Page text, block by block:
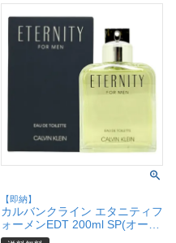
【即納】
カルバンクライン エタニティフ
ォーメンEDT 200ml SP(オード
トワレ)【香水】【宅配便送料